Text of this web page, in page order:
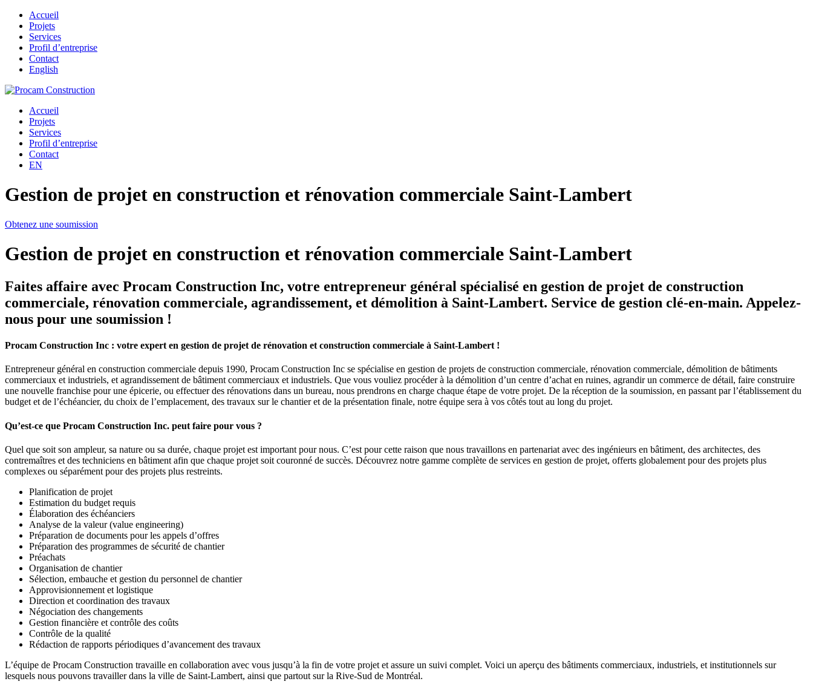
Accueil
Projets
Services
Profil d’entreprise
Contact
English
Accueil
Projets
Services
Profil d’entreprise
Contact
EN
Gestion de projet en construction et rénovation commerciale Saint-Lambert
Obtenez une soumission
Gestion de projet en construction et rénovation commerciale Saint-Lambert
Faites affaire avec Procam Construction Inc, votre entrepreneur général spécialisé en gestion de projet de construction
commerciale, rénovation commerciale, agrandissement, et démolition à Saint-Lambert. Service de gestion clé-en-main. Appelez-
nous pour une soumission !
Procam Construction Inc : votre expert en gestion de projet de rénovation et construction commerciale à Saint-Lambert !
Entrepreneur général en construction commerciale depuis 1990, Procam Construction Inc se spécialise en gestion de projets de construction commerciale, rénovation commerciale, démolition de bâtiments
commerciaux et industriels, et agrandissement de bâtiment commerciaux et industriels. Que vous vouliez procéder à la démolition d’un centre d’achat en ruines, agrandir un commerce de détail, faire construire
une nouvelle franchise pour une épicerie, ou effectuer des rénovations dans un bureau, nous prendrons en charge chaque étape de votre projet. De la réception de la soumission, en passant par l’établissement du
budget et de l’échéancier, du choix de l’emplacement, des travaux sur le chantier et de la présentation finale, notre équipe sera à vos côtés tout au long du projet.
Qu’est-ce que Procam Construction Inc. peut faire pour vous ?
Quel que soit son ampleur, sa nature ou sa durée, chaque projet est important pour nous. C’est pour cette raison que nous travaillons en partenariat avec des ingénieurs en bâtiment, des architectes, des
contremaîtres et des techniciens en bâtiment afin que chaque projet soit couronné de succès. Découvrez notre gamme complète de services en gestion de projet, offerts globalement pour des projets plus
complexes ou séparément pour des projets plus restreints.
Planification de projet
Estimation du budget requis
Élaboration des échéanciers
Analyse de la valeur (value engineering)
Préparation de documents pour les appels d’offres
Préparation des programmes de sécurité de chantier
Préachats
Organisation de chantier
Sélection, embauche et gestion du personnel de chantier
Approvisionnement et logistique
Direction et coordination des travaux
Négociation des changements
Gestion financière et contrôle des coûts
Contrôle de la qualité
Rédaction de rapports périodiques d’avancement des travaux
L’équipe de Procam Construction travaille en collaboration avec vous jusqu’à la fin de votre projet et assure un suivi complet. Voici un aperçu des bâtiments commerciaux, industriels, et institutionnels sur
lesquels nous pouvons travailler dans la ville de Saint-Lambert, ainsi que partout sur la Rive-Sud de Montréal.